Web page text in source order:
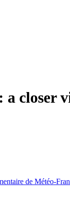
a closer
de Météo-